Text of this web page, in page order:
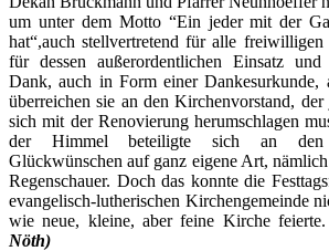
um unter dem Motto “Ein jeder mit der
hat“,auch stellvertretend für alle
für dessen außerordentlichen Einsatz und
Dank, auch in Form einer Dankesurkunde,
überreichen sie an den Kirchenvorstand,
sich mit der Renovierung herumschlagen
der Himmel beteiligte sich an den
Glückwünschen auf ganz eigene Art,
Regenschauer. Doch das konnte die
evangelisch-lutherischen Kirchengemeinde
wie neue, kleine, aber feine Kirche
Nöth)